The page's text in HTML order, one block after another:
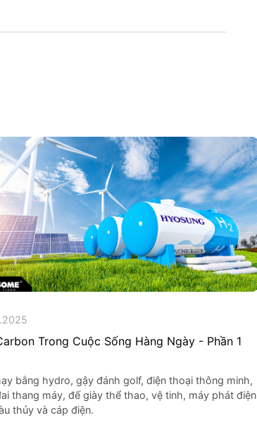
Trong Cuộc Sống Hàng Ngày - Phần 1
bằng hydro, gậy đánh golf, điện thoại thông minh,
thang máy, đế giày thể thao, vệ tinh, máy phát điện
thủy và cáp điện.